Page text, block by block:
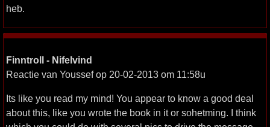
heb.
Finntroll - Nifelvind
Reactie van Youssef op 20-02-2013 om 11:58u
Its like you read my mind! You appear to know a good deal
about this, like you wrote the book in it or sohetming. I think